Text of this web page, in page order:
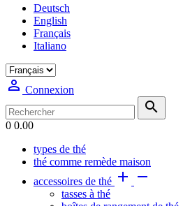
Deutsch
English
Français
Italiano
 Connexion

0 0.00
types de thé
thé comme remède maison
accessoires de thé  
tasses à thé